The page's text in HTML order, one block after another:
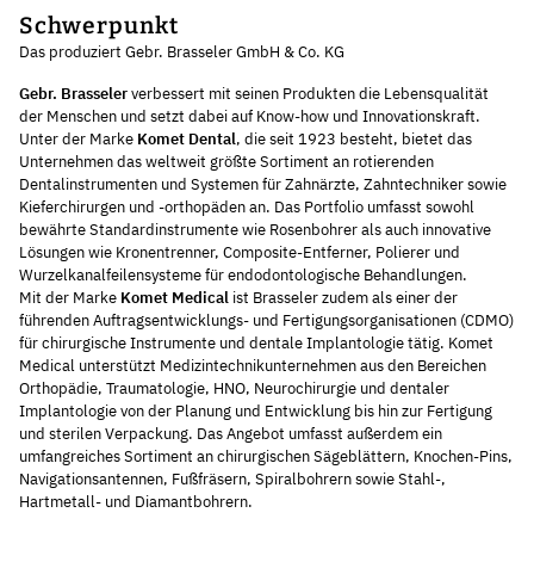
Schwerpunkt
Das produziert Gebr. Brasseler GmbH & Co. KG
Gebr. Brasselerverbessert mit seinen Produkten die Lebensqualität
der Menschen und setzt dabei auf Know-how und Innovationskraft.
Unter der Marke Komet Dental, die seit 1923 besteht, bietet das
Unternehmen das weltweit größte Sortiment an rotierenden
Dentalinstrumenten und Systemen für Zahnärzte, Zahntechniker sowie
Kieferchirurgen und -orthopäden an. Das Portfolio umfasst sowohl
bewährte Standardinstrumente wie Rosenbohrer als auch innovative
Lösungen wie Kronentrenner, Composite-Entferner, Polierer und
Wurzelkanalfeilensysteme für endodontologische Behandlungen.
Mit der Marke Komet Medical ist Brasseler zudem als einer der
führenden Auftragsentwicklungs- und Fertigungsorganisationen (CDMO)
für chirurgische Instrumente und dentale Implantologie tätig. Komet
Medical unterstützt Medizintechnikunternehmen aus den Bereichen
Orthopädie, Traumatologie, HNO, Neurochirurgie und dentaler
Implantologie von der Planung und Entwicklung bis hin zur Fertigung
und sterilen Verpackung. Das Angebot umfasst außerdem ein
umfangreiches Sortiment an chirurgischen Sägeblättern, Knochen-Pins,
Navigationsantennen, Fußfräsern, Spiralbohrern sowie Stahl-,
Hartmetall- und Diamantbohrern.